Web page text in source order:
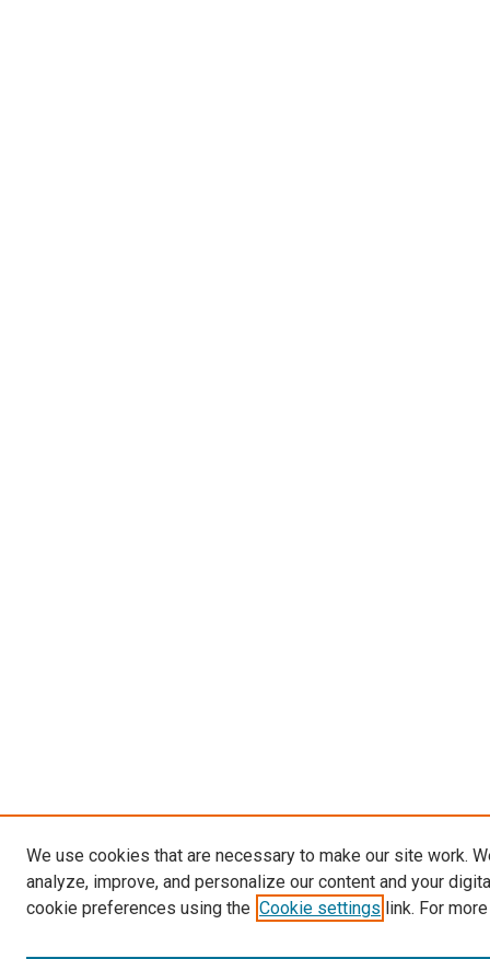
We use cookies that are necessary to make our site work.
analyze, improve, and personalize our content and your
cookie preferences using the Cookie settings link. For